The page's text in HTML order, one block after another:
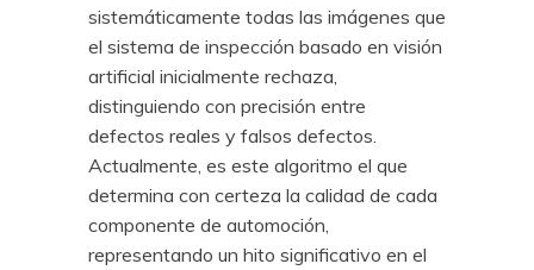
sistemáticamente todas las imágenes que
el sistema de inspección basado en visión
artificial inicialmente rechaza,
distinguiendo con precisión entre
defectos reales y falsos defectos.
Actualmente, es este algoritmo el que
determina con certeza la calidad de cada
componente de automoción,
representando un hito significativo en el